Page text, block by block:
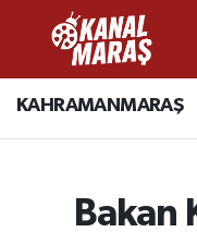
KAHRAMANMARAŞ
Bakan
CANLI YAYIN